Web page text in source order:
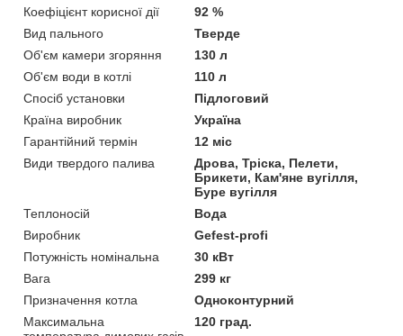
Коефіцієнт корисної дії
92 %
Вид пального
Тверде
Об'єм камери згоряння
130 л
Об'єм води в котлі
110 л
Спосіб установки
Підлоговий
Країна виробник
Україна
Гарантійний термін
12 міс
Види твердого палива
Дрова, Тріска, Пелети,
Брикети, Кам'яне вугілля,
Буре вугілля
Теплоносій
Вода
Виробник
Gefest-profi
Потужність номінальна
30 кВт
Вага
299 кг
Призначення котла
Одноконтурний
Максимальна
120 град.